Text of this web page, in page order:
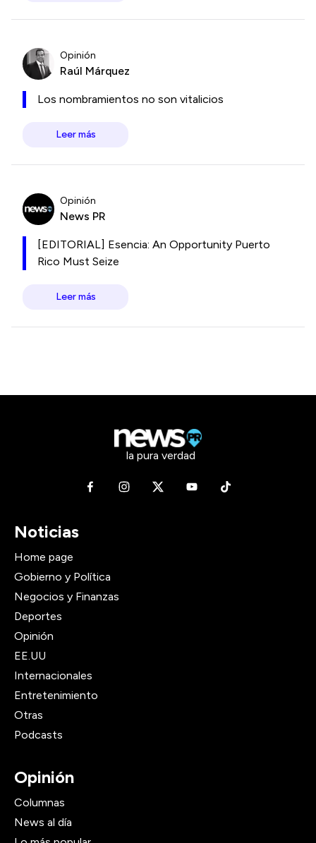
Opinión
Raúl Márquez
Los nombramientos no son vitalicios
Leer más
Opinión
News PR
[EDITORIAL] Esencia: An Opportunity Puerto
Rico Must Seize
Leer más
la pura verdad
Noticias
Home page
Gobierno y Política
Negocios y Finanzas
Deportes
Opinión
EE.UU
Internacionales
Entretenimiento
Otras
Podcasts
Opinión
Columnas
News al día